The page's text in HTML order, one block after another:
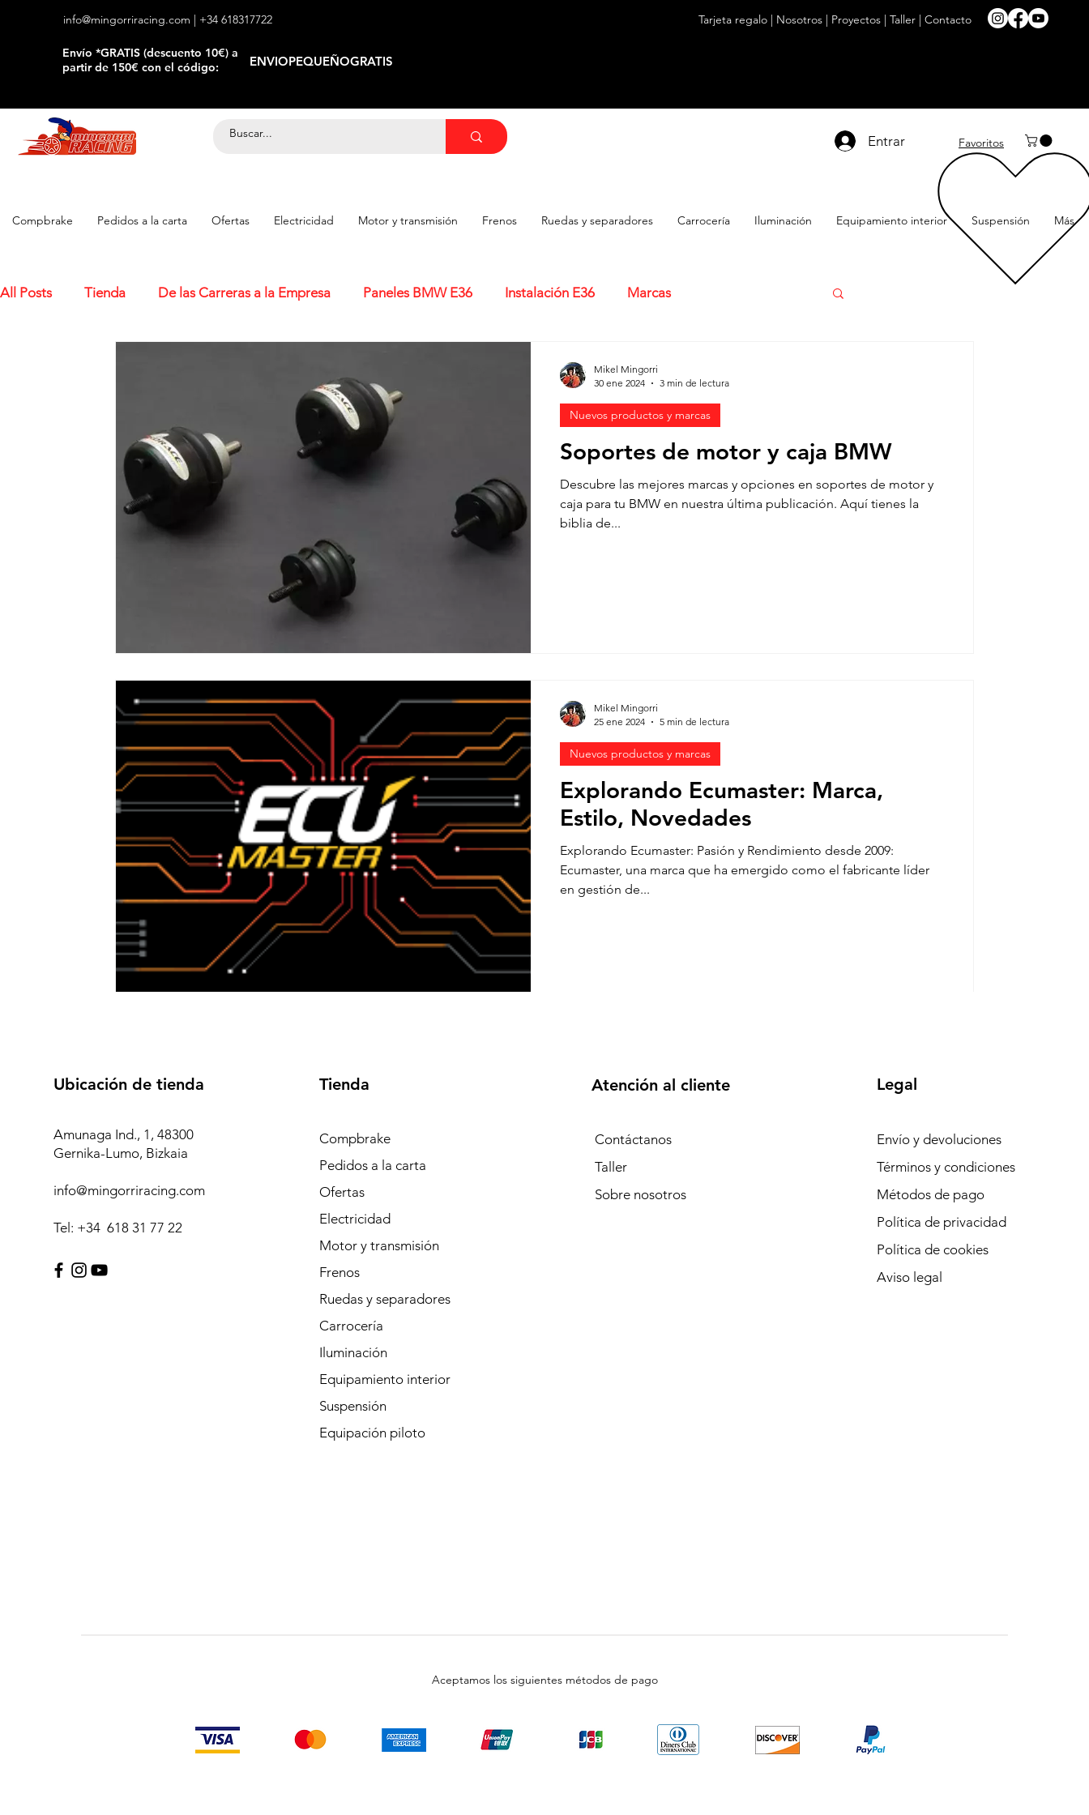
info@mingorriracing.com | +34 618317722
​Envío *GRATIS (descuento 10€) a
partir de 150€ con el código:
ENVIOPEQUEÑOGRATIS
Tarjeta regalo | Nosotros | Proyectos | Taller | Contacto
Entrar Favoritos
Compbrake Pedidos a la carta Ofertas Electricidad Motor y transmisión Frenos Ruedas y separadores Carrocería Iluminación Equipamiento interior Suspensión Más
All Posts Tienda De las Carreras a la Empresa Paneles BMW E36 Instalación E36 Marcas
Soportes de motor y caja BMW
Descubre las mejores marcas y opciones en soportes de motor y
caja para tu BMW en nuestra última publicación. Aquí tienes la
biblia de...
Nuevos productos y marcas
Mikel Mingorri
30 ene 2024
3 min de lectura
Explorando Ecumaster: Marca,
Estilo, Novedades
Explorando Ecumaster: Pasión y Rendimiento desde 2009:
Ecumaster, una marca que ha emergido como el fabricante líder
en gestión de...
Nuevos productos y marcas
Mikel Mingorri
25 ene 2024
5 min de lectura
Ubicación de tienda
Amunaga Ind., 1, 48300
Gernika-Lumo, Bizkaia
info@mingorriracing.com
Tel: +34 618 31 77 22
Tienda
Compbrake
Pedidos a la carta
Ofertas
Electricidad
Motor y transmisión
Frenos
Ruedas y separadores
Carrocería
Iluminación
Equipamiento interior
Suspensión
Equipación piloto
Atención al cliente
Contáctanos
Taller
Sobrenosotros
Legal
Envío y devoluciones
Términos y condiciones
Métodos de pago
Política de privacidad
Política de cookies
Aviso legal
Aceptamos los siguientes métodos de pago